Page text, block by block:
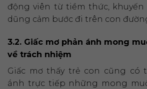
động viên từ tiềm thức,
dũng cảm bước đi trên con
3.2. Giấc mơ phản ánh mong
về trách nhiệm
Giấc mơ thấy trẻ con cũng có
ánh trực tiếp những mong